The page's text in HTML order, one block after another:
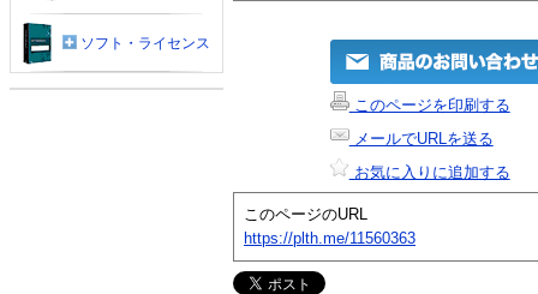
このページを印刷する
メールでURLを送る
お気に入りに追加する
このページのURL
https://plth.me/11560363
ソフト・ライセンス